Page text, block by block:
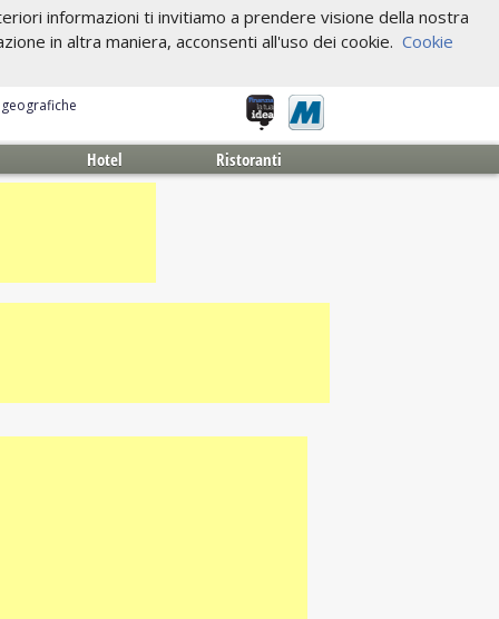
informazioni ti invitiamo a prendere visione della nostra
in altra maniera, acconsenti all'uso dei cookie. Cookie
Hotel Ristoranti